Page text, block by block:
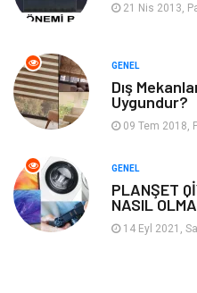
Hediyelik Eşya
Anahtar Kelime
Hosting
21 Nis 2013,
GENEL
Dış
Uygundur?
09 Tem 2018,
GENEL
PLANŞET
NASIL
14 Eyl 2021, Sal